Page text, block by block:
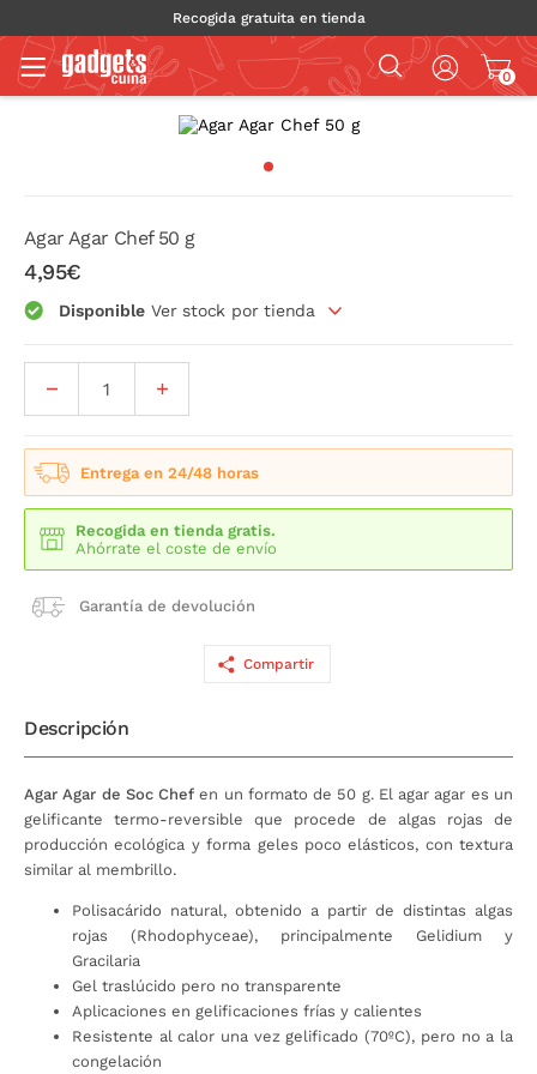
Recogida gratuita en tienda
0
Agar Agar Chef 50 g
4,95€
Disponible Ver stock por tienda
Entrega en 24/48 horas
Recogida en tienda gratis.
Ahórrate el coste de envío
Garantía de devolución
Compartir
Descripción
Agar Agar de Soc Chef en un formato de 50 g. El agar agar es un
gelificante termo-reversible que procede de algas rojas de
producción ecológica y forma geles poco elásticos, con textura
similar al membrillo.
Polisacárido natural, obtenido a partir de distintas algas
rojas (Rhodophyceae), principalmente Gelidium y
Gracilaria
Gel traslúcido pero no transparente
Aplicaciones en gelificaciones frías y calientes
Resistente al calor una vez gelificado (70ºC), pero no a la
congelación